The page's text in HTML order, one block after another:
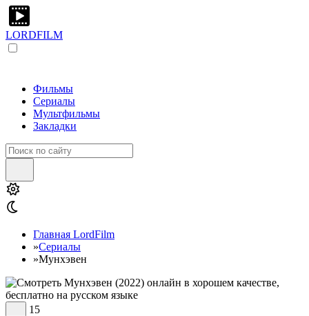
LORDFILM
Фильмы
Сериалы
Мультфильмы
Закладки
Главная LordFilm
»Сериалы
»Мунхэвен
15